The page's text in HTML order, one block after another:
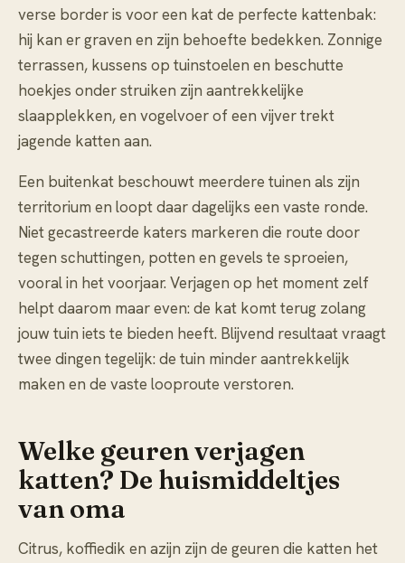
verse border is voor een kat de perfecte kattenbak:
hij kan er graven en zijn behoefte bedekken. Zonnige
terrassen, kussens op tuinstoelen en beschutte
hoekjes onder struiken zijn aantrekkelijke
slaapplekken, en vogelvoer of een vijver trekt
jagende katten aan.
Een buitenkat beschouwt meerdere tuinen als zijn
territorium en loopt daar dagelijks een vaste ronde.
Niet gecastreerde katers markeren die route door
tegen schuttingen, potten en gevels te sproeien,
vooral in het voorjaar. Verjagen op het moment zelf
helpt daarom maar even: de kat komt terug zolang
jouw tuin iets te bieden heeft. Blijvend resultaat vraagt
twee dingen tegelijk: de tuin minder aantrekkelijk
maken en de vaste looproute verstoren.
Welke geuren verjagen
katten? De huismiddeltjes
van oma
Citrus, koffiedik en azijn zijn de geuren die katten het